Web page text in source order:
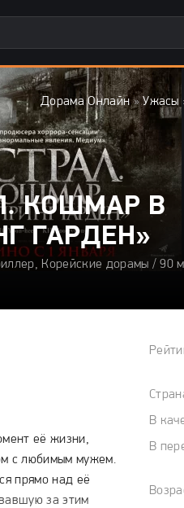
Дорама Онлайн»Ужасы
КОШМАР В
ГАРДЕН»
Корейские дорамы / 90
её жизни,
с любимым мужем.
прямо над её
за этим
В
В